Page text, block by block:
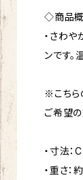
◇商品
・さわ
ンです
※こちら
ご希望
・寸法
・重さ：